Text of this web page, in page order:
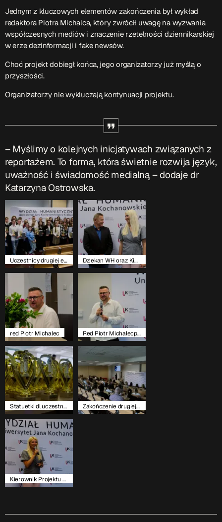
Jednym z kluczowych elementów zakończenia był wykład
redaktora Piotra Michalca, który zwrócił uwagę na wyzwania
współczesnych mediów i znaczenie rzetelności dziennikarskiej
w erze dezinformacji i fake newsów.
Choć projekt dobiegł końca, jego organizatorzy już myślą o
przyszłości.
Organizatorzy nie wykluczają kontynuacji projektu.
– Myślimy o kolejnych inicjatywach związanych z
reportażem. To forma, która świetnie rozwija język,
uważność i świadomość medialną – dodaje dr
Katarzyna Ostrowska.
Uczestnicy drugiej edycji AMR Dziekan WH oraz Kierownik Projektu AMR
red Piotr Michalec Red Piotr Michalecpodczas wykładu
Statuetki dl uczestników AMR Zakończenie drugiej edycji AMR
Kierownik Projektu dr Katarzyna Ostrowska